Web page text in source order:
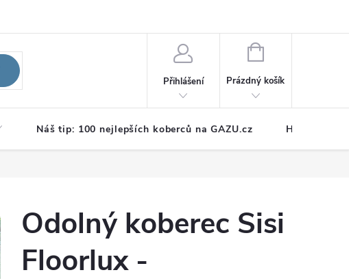
Přihlášení
NÁKUPNÍ
Prázdný košík
Náš tip: 100 nejlepších koberců na GAZU.cz Hodnocení
Odolný koberec Sisi
Floorlux -